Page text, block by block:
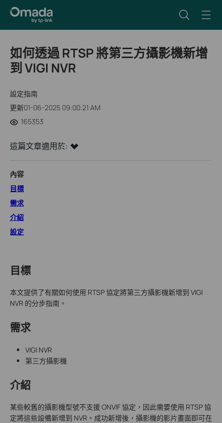
如何透過 RTSP 將第三方攝影機新增
到 VIGI NVR
設定指南
更新01-06-2025 09:00:21 AM
165353
這篇文章適用於:
內容
目標
需求
介紹
設定
目標
本文提供了有關如何使用 RTSP 協定將第三方攝影機新增到 VIGI
NVR 的分步指南。
需求
VIGI NVR
第三方攝影機
介紹
某些較舊的攝影機型號不支援 ONVIF 協定，因此需要使用 RTSP 協
定將這些設備新增到 NVR。成功新增後，攝影機的影片畫面即可在